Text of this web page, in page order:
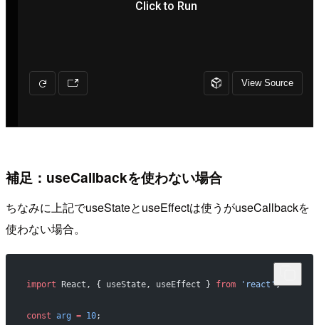
補足：useCallbackを使わない場合
ちなみに上記でuseStateとuseEffectは使うがuseCallbackを
使わない場合。
import React, { useState, useEffect } from 'react';
const arg = 10;